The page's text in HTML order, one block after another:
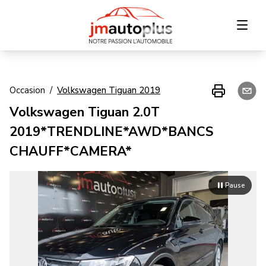
Accueil
Inventaire
Financement
Échange
Contact
Occasion / Volkswagen Tiguan 2019
Volkswagen Tiguan 2.0T
2019*TRENDLINE*AWD*BANCS
CHAUFF*CAMERA*
Pause